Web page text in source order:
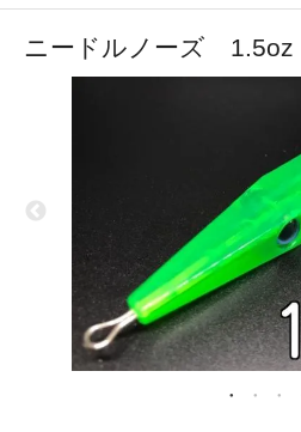
ニードルノーズ 1.5oz